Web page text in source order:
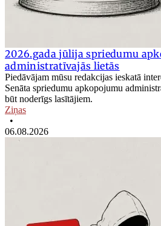
2026.gada jūlija spriedumu
administratīvajās lietās
Piedāvājam mūsu redakcijas ieskatā
Senāta spriedumu apkopojumu
būt noderīgs lasītājiem.
Ziņas
•
06.08.2026